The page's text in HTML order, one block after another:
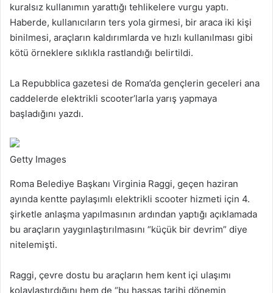
kuralsız kullanımın yarattığı tehlikelere vurgu yaptı.
Haberde, kullanıcıların ters yola girmesi, bir araca iki kişi
binilmesi, araçların kaldırımlarda ve hızlı kullanılması gibi
kötü örneklere sıklıkla rastlandığı belirtildi.
La Repubblica gazetesi de Roma’da gençlerin geceleri ana
caddelerde elektrikli scooter’larla yarış yapmaya
başladığını yazdı.
Getty Images
Roma Belediye Başkanı Virginia Raggi, geçen haziran
ayında kentte paylaşımlı elektrikli scooter hizmeti için 4.
şirketle anlaşma yapılmasının ardından yaptığı açıklamada
bu araçların yaygınlaştırılmasını “küçük bir devrim” diye
nitelemişti.
Raggi, çevre dostu bu araçların hem kent içi ulaşımı
kolaylaştırdığını hem de “bu hassas tarihi dönemin